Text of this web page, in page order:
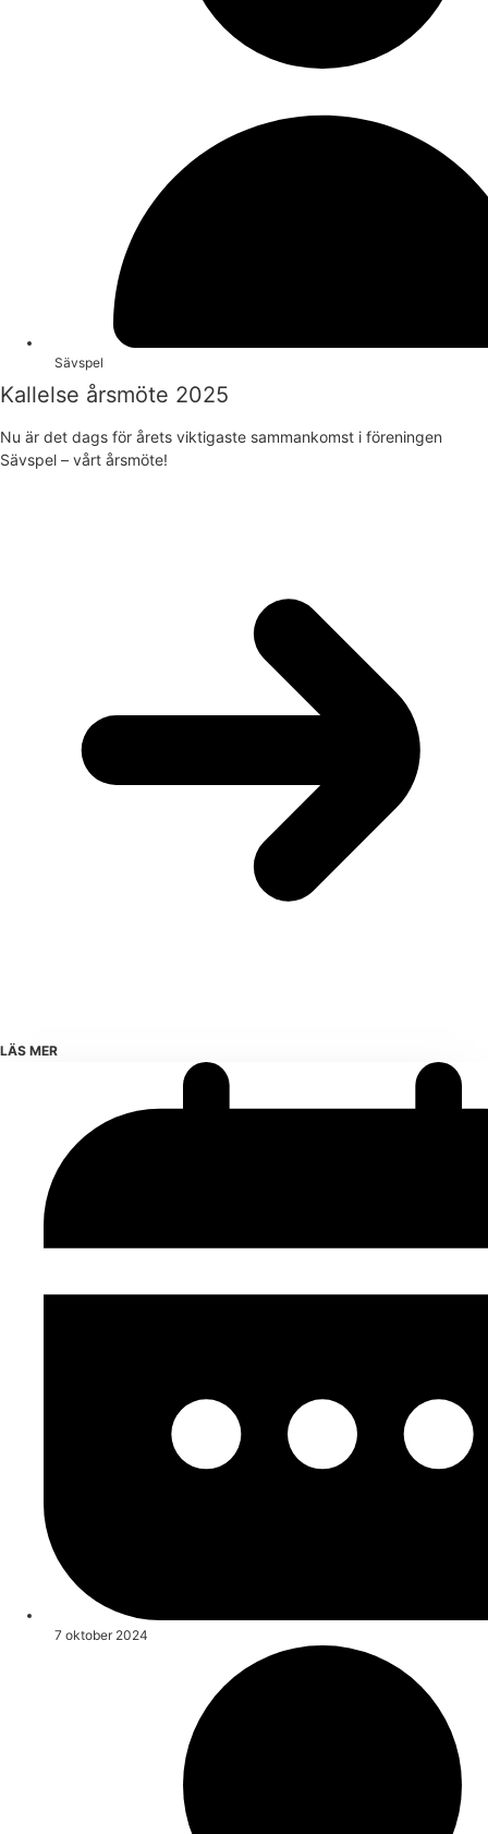
Sävspel
Kallelse årsmöte 2025
Nu är det dags för årets viktigaste sammankomst i föreningen
Sävspel – vårt årsmöte!
LÄS MER
7 oktober 2024